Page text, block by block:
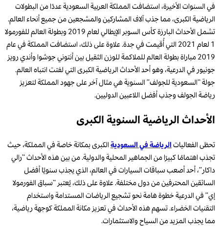
في السنوات الأخيرة، استضافت المملكة العربية السعودية عددًا من البطولات
الرياضية الكبرى، مما جذب آلاف المشاركين والمشجعين من جميع أنحاء العالم.
تشمل الأحداث البارزة كأس السوبر الإيطالي لعام 2019 وبطولة العالم للفورمولا
1 لعام 2021 التي أُقيمت في جدة. علاوة على ذلك، استضافت المملكة في عام
2019 مباراة بطولة العالم للملاكمة للوزن الثقيل بين أنتوني جوشوا وأندي رويز
جونيور في الدرعية، وهو أحد الأحداث الرياضية الكبرى التي لفتت انتباه العالم.
جولة “السعودية للجولف” السنوية هي مثال آخر على جهود المملكة لتعزيز
رياضة الجولف وجذب أفضل اللاعبين الدوليين.
الأحداث الرياضية السنوية الكبرى
تحظى الفعالياتالرياضة في السعوديةالكبرى بمكانة خاصة في المملكة، حيث
تجذب اهتمامًا كبيرًا من الجماهير المحلية والدولية. من بين هذه الأحداث “رالي
داكار”، أحد أصعب سباقات السيارات في العالم، الذي يجذب سنويًا أفضل
السائقين المحترفين من دول مختلفة. علاوة على ذلك، يُعتبر “سباق الفورمولا
إي” في الدرعية خطوة هامة نحو تشجيع الرياضات المستدامة واستخدام
التقنيات الخضراء. تسهم هذه الأحداث في تعزيز مكانة المملكة كوجهة رياضية،
مما يجذب المزيد من السياح والاستثمارات.